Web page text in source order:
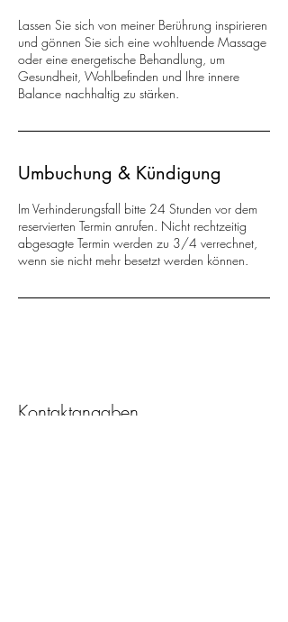
Lassen Sie sich von meiner Berührung inspirieren
und gönnen Sie sich eine wohltuende Massage
oder eine energetische Behandlung, um
Gesundheit, Wohlbefinden und Ihre innere
Balance nachhaltig zu stärken.
Umbuchung & Kündigung
Im Verhinderungsfall bitte 24 Stunden vor dem
reservierten Termin anrufen. Nicht rechtzeitig
abgesagte Termin werden zu 3/4 verrechnet,
wenn sie nicht mehr besetzt werden können.
Kontaktangaben